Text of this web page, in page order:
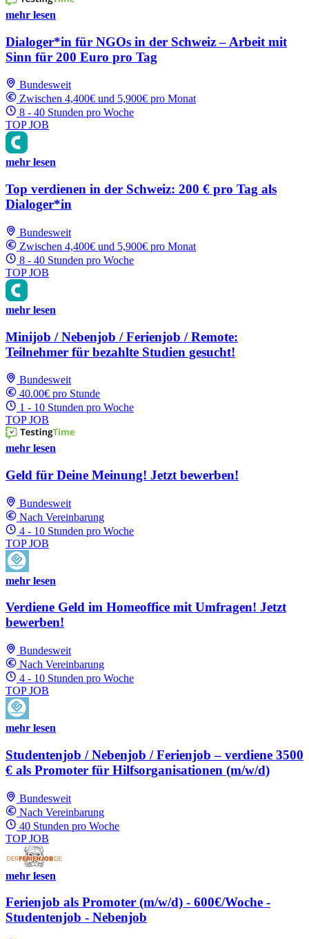
mehr lesen
Dialoger*in für NGOs in der Schweiz – Arbeit mit
Sinn für 200 Euro pro Tag
Bundesweit
Zwischen 4,400€ und 5,900€ pro Monat
8 - 40 Stunden pro Woche
TOP JOB
mehr lesen
Top verdienen in der Schweiz: 200 € pro Tag als
Dialoger*in
Bundesweit
Zwischen 4,400€ und 5,900€ pro Monat
8 - 40 Stunden pro Woche
TOP JOB
mehr lesen
Minijob / Nebenjob / Ferienjob / Remote:
Teilnehmer für bezahlte Studien gesucht!
Bundesweit
40.00€ pro Stunde
1 - 10 Stunden pro Woche
TOP JOB
mehr lesen
Geld für Deine Meinung! Jetzt bewerben!
Bundesweit
Nach Vereinbarung
4 - 10 Stunden pro Woche
TOP JOB
mehr lesen
Verdiene Geld im Homeoffice mit Umfragen! Jetzt
bewerben!
Bundesweit
Nach Vereinbarung
4 - 10 Stunden pro Woche
TOP JOB
mehr lesen
Studentenjob / Nebenjob / Ferienjob – verdiene 3500
€ als Promoter für Hilfsorganisationen (m/w/d)
Bundesweit
Nach Vereinbarung
40 Stunden pro Woche
TOP JOB
mehr lesen
Ferienjob als Promoter (m/w/d) - 600€/Woche -
Studentenjob - Nebenjob